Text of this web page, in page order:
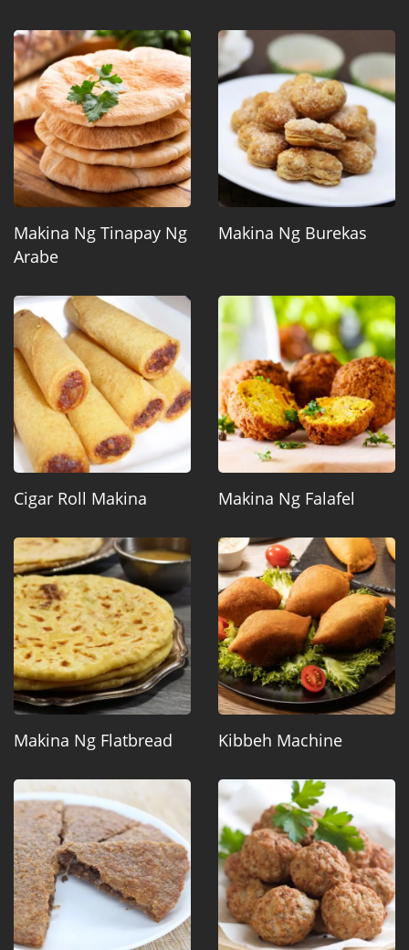
Makina Ng Tinapay Ng
Arabe
Makina Ng Burekas
Cigar Roll Makina Makina Ng Falafel
Makina Ng Flatbread Kibbeh Machine